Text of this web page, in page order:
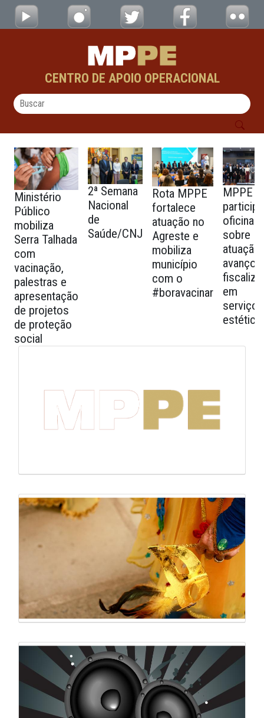
Pular para o Conteúdo principal
testes - CAOs
CENTRO DE APOIO OPERACIONAL
Ministério
Público
mobiliza
Serra Talhada
com
vacinação,
palestras e
apresentação
de projetos
de proteção
social
2ª Semana
Nacional
de
Saúde/CNJ
Rota MPPE
fortalece
atuação no
Agreste e
mobiliza
município
com o
#boravacinar
MPPE
oficina
sobre
atuação
em
estética